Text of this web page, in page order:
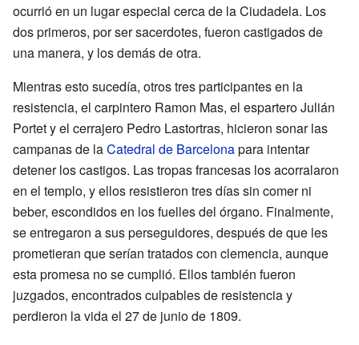
ocurrió en un lugar especial cerca de la Ciudadela. Los
dos primeros, por ser sacerdotes, fueron castigados de
una manera, y los demás de otra.
Mientras esto sucedía, otros tres participantes en la
resistencia, el carpintero Ramon Mas, el espartero Julián
Portet y el cerrajero Pedro Lastortras, hicieron sonar las
campanas de laCatedral de Barcelonapara intentar
detener los castigos. Las tropas francesas los acorralaron
en el templo, y ellos resistieron tres días sin comer ni
beber, escondidos en los fuelles del órgano. Finalmente,
se entregaron a sus perseguidores, después de que les
prometieran que serían tratados con clemencia, aunque
esta promesa no se cumplió. Ellos también fueron
juzgados, encontrados culpables de resistencia y
perdieron la vida el 27 de junio de 1809.